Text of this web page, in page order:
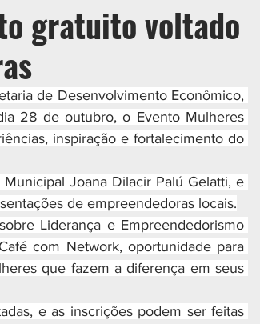
gratuito voltado
de Desenvolvimento Econômico,
28 de outubro, o Evento Mulheres
inspiração e fortalecimento do
Joana Dilacir Palú Gelatti, e
de empreendedoras locais.
e Empreendedorismo
com Network, oportunidade para
que fazem a diferença em seus
e as inscrições podem ser feitas